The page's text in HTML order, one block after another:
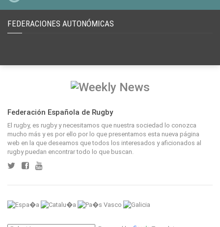
FEDERACIONES AUTONÓMICAS
Federación Española de Rugby
El rugby, es rugby y necesitamos que nuestra sociedad lo conozca
mucho más y es por ello por lo que presentamos esta nueva página
web en la que deseamos que todos los interesados y aficionados al
rugby puedan encontrar todo lo que buscan.